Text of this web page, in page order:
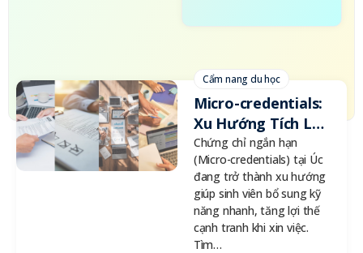
Cẩm nang du học
Micro-credentials:
Xu Hướng Tích Lũy
Chứng Chỉ Ngắn
Hạn Để Gia Tăng
Lợi Thế Cạnh
Tranh
Chứng chỉ ngắn hạn
(Micro-credentials) tại Úc
đang trở thành xu hướng
giúp sinh viên bổ sung kỹ
năng nhanh, tăng lợi thế
cạnh tranh khi xin việc.
Tìm…